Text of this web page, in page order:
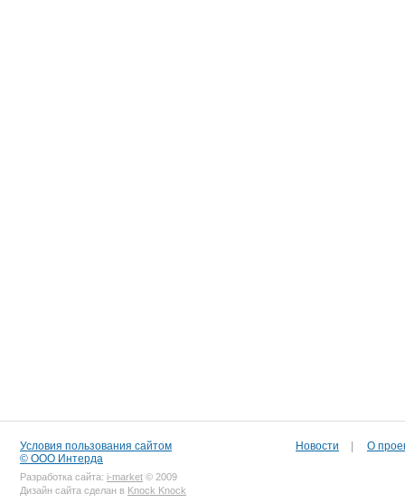
Условия пользования сайтом
© ООО Интерда
Разработка сайта: i-market © 2009
Дизайн сайта сделан в Knock Knock
Новости О